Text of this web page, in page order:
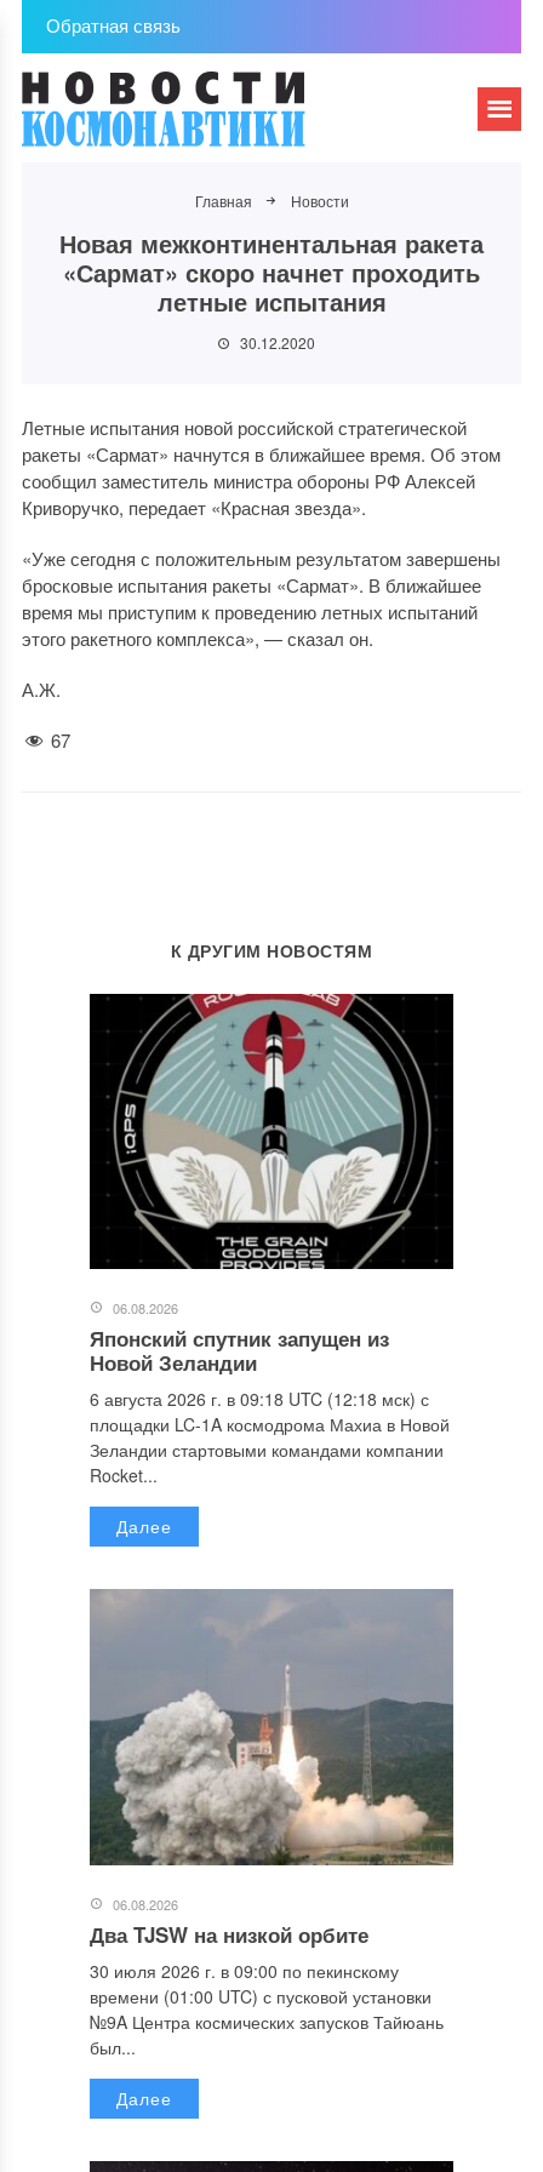
Обратная связь
Главная Новости
Новая межконтинентальная ракета
«Сармат» скоро начнет проходить
летные испытания
30.12.2020
Летные испытания новой российской стратегической
ракеты «Сармат» начнутся в ближайшее время. Об этом
сообщил заместитель министра обороны РФ Алексей
Криворучко, передает «Красная звезда».
«Уже сегодня с положительным результатом завершены
бросковые испытания ракеты «Сармат». В ближайшее
время мы приступим к проведению летных испытаний
этого ракетного комплекса», — сказал он.
А.Ж.
67
К ДРУГИМ НОВОСТЯМ
06.08.2026
Японский спутник запущен из
Новой Зеландии
6 августа 2026 г. в 09:18 UTC (12:18 мск) с
площадки LC-1A космодрома Махиа в Новой
Зеландии стартовыми командами компании
Rocket...
Далее
06.08.2026
Два TJSW на низкой орбите
30 июля 2026 г. в 09:00 по пекинскому
времени (01:00 UTC) с пусковой установки
№9A Центра космических запусков Тайюань
был...
Далее